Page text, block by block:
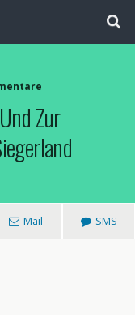
Zur
Mail SMS